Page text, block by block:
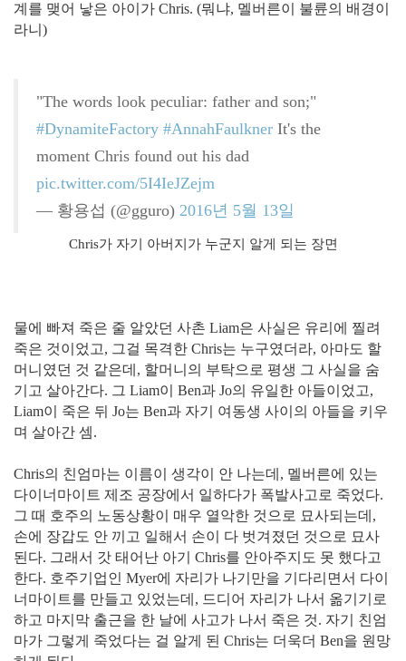
계를 맺어 낳은 아이가 Chris. (뭐냐, 멜버른이 불륜의 배경이
라니)
"The words look peculiar: father and son;"
#DynamiteFactory #AnnahFaulkner It's the
moment Chris found out his dad
pic.twitter.com/5I4IeJZejm
— 황용섭 (@gguro) 2016년 5월 13일
Chris가 자기 아버지가 누군지 알게 되는 장면
물에 빠져 죽은 줄 알았던 사촌 Liam은 사실은 유리에 찔려
죽은 것이었고, 그걸 목격한 Chris는 누구였더라, 아마도 할
머니였던 것 같은데, 할머니의 부탁으로 평생 그 사실을 숨
기고 살아간다. 그 Liam이 Ben과 Jo의 유일한 아들이었고,
Liam이 죽은 뒤 Jo는 Ben과 자기 여동생 사이의 아들을 키우
며 살아간 셈.
Chris의 친엄마는 이름이 생각이 안 나는데, 멜버른에 있는
다이너마이트 제조 공장에서 일하다가 폭발사고로 죽었다.
그 때 호주의 노동상황이 매우 열악한 것으로 묘사되는데,
손에 장갑도 안 끼고 일해서 손이 다 벗겨졌던 것으로 묘사
된다. 그래서 갓 태어난 아기 Chris를 안아주지도 못 했다고
한다. 호주기업인 Myer에 자리가 나기만을 기다리면서 다이
너마이트를 만들고 있었는데, 드디어 자리가 나서 옮기기로
하고 마지막 출근을 한 날에 사고가 나서 죽은 것. 자기 친엄
마가 그렇게 죽었다는 걸 알게 된 Chris는 더욱더 Ben을 원망